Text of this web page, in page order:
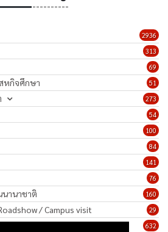
2936
313
69
51
หกิจศึกษา
273
54
100
84
141
76
160
นานาชาติ
29
/ Campus visit
632